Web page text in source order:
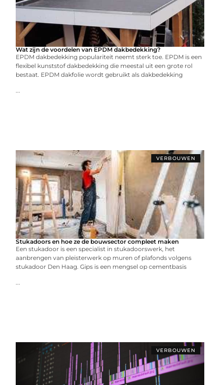
Wat zijn de voordelen van EPDM dakbedekking?
EPDM dakbedekking populariteit neemt sterk toe. EPDM is een
flexibel kunststof dakbedekking die meestal uit een grote rol
bestaat. EPDM dakfolie wordt gebruikt als dakbedekking
...
VERBOUWEN
Stukadoors en hoe ze de bouwsector compleet maken
Een stukadoor is een specialist in stukadoorswerk, het
aanbrengen van pleisterwerk op muren of plafonds volgens
stukadoor Den Haag. Gips is een mengsel op cementbasis
...
VERBOUWEN